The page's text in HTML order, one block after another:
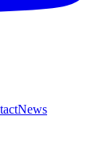
News